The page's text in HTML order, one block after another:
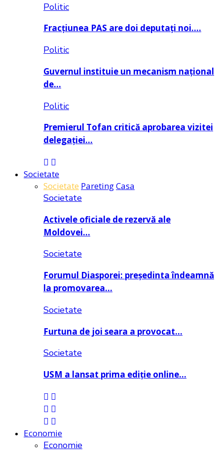
Politic
Fracțiunea PAS are doi deputați noi….
Politic
Guvernul instituie un mecanism național
de…
Politic
Premierul Tofan critică aprobarea vizitei
delegației…
Societate
Societate ParetingCasa
Societate
Activele oficiale de rezervă ale
Moldovei…
Societate
Forumul Diasporei: președinta îndeamnă
la promovarea…
Societate
Furtuna de joi seara a provocat…
Societate
USM a lansat prima ediție online…
Economie
Economie